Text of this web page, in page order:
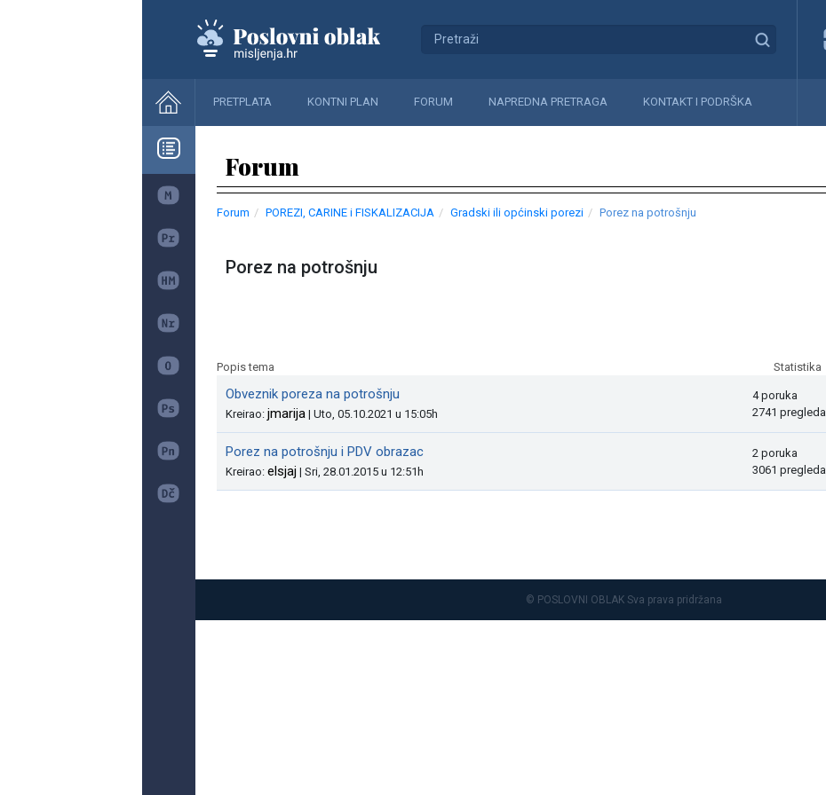
PRETPLATA KONTNI PLAN FORUM NAPREDNA PRETRAGA KONTAKT I PODRŠKA
Forum
Forum POREZI, CARINE i FISKALIZACIJA Gradski ili općinski porezi Porez na potrošnju
Porez na potrošnju
Popis tema Statistika
Obveznik poreza na potrošnju
Kreirao: jmarija | Uto, 05.10.2021 u 15:05h
4 poruka
2741 pregleda
Porez na potrošnju i PDV obrazac
Kreirao: elsjaj | Sri, 28.01.2015 u 12:51h
2 poruka
3061 pregleda
© POSLOVNI OBLAK Sva prava pridržana